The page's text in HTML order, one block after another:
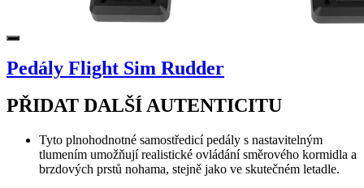
Pedály Flight Sim Rudder
PŘIDAT DALŠÍ AUTENTICITU
Tyto plnohodnotné samostředicí pedály s nastavitelným
tlumením umožňují realistické ovládání směrového kormidla a
brzdových prstů nohama, stejně jako ve skutečném letadle.